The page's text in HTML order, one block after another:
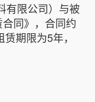
有限公司）与被
同》，合同约
期限为5年，